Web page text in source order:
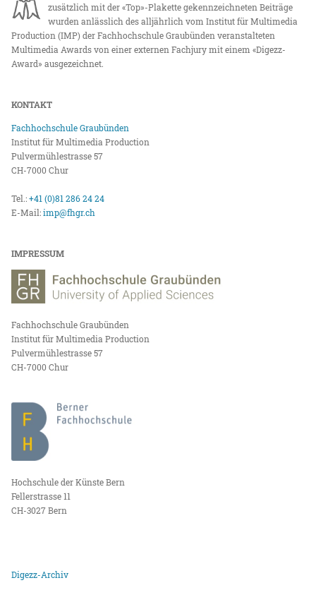
zusätzlich mit der «Top»-Plakette gekennzeichneten Beiträge
wurden anlässlich des alljährlich vom Institut für Multimedia
Production (IMP) der Fachhochschule Graubünden veranstalteten
Multimedia Awards von einer externen Fachjury mit einem «Digezz-
Award» ausgezeichnet.
KONTAKT
Fachhochschule Graubünden
Institut für Multimedia Production
Pulvermühlestrasse 57
CH-7000 Chur
Tel.:+41 (0)81 286 24 24
E-Mail:imp@fhgr.ch
IMPRESSUM
Fachhochschule Graubünden
Institut für Multimedia Production
Pulvermühlestrasse 57
CH-7000 Chur
Hochschule der Künste Bern
Fellerstrasse 11
CH-3027 Bern
Digezz-Archiv